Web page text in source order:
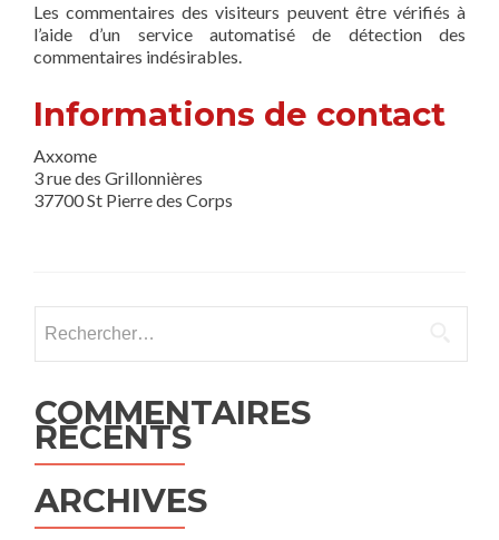
Les commentaires des visiteurs peuvent être vérifiés à
l’aide d’un service automatisé de détection des
commentaires indésirables.
Informations de contact
Axxome
3 rue des Grillonnières
37700 St Pierre des Corps
COMMENTAIRES
RÉCENTS
ARCHIVES